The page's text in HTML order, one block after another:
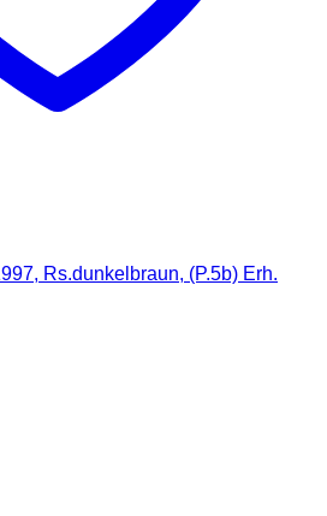
Rs.dunkelbraun, (P.5b) Erh.